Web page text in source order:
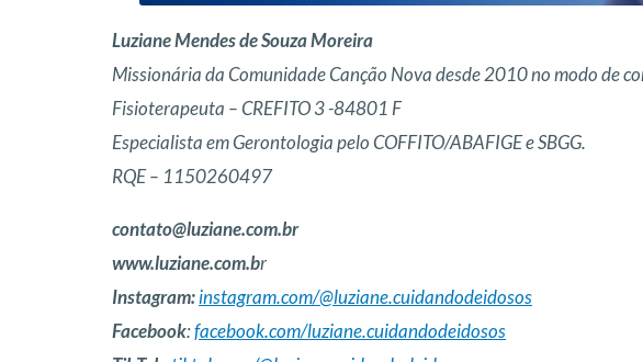
Luziane Mendes de Souza Moreira
Missionária da Comunidade Canção Nova desde 2010 no modo de
Fisioterapeuta – CREFITO 3 -84801 F
Especialista em Gerontologia pelo COFFITO/ABAFIGE e SBGG.
RQE – 1150260497
contato@luziane.com.br
www.luziane.com.br
Instagram:instagram.com/@luziane.cuidandodeidosos
Facebook:facebook.com/luziane.cuidandodeidosos